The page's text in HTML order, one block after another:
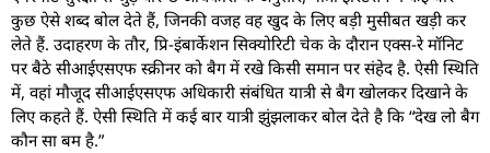
कुछ ऐसे शब्‍द बोल देते हैं, जिनकी वजह वह खुद के लिए बड़ी मुसीबत खड़ी कर
लेते हैं. उदाहरण के तौर, प्रि-इंबार्केशन सिक्‍योरिटी चेक के दौरान एक्‍स-रे मॉनिट
पर बैठे सीआईएसएफ स्‍क्रीनर को बैग में रखे किसी समान पर संहेद है. ऐसी स्थिति
में, वहां मौजूद सीआईएसएफ अधिकारी संबंधित यात्री से बैग खोलकर दिखाने के
लिए कहते हैं. ऐसी स्थिति में कई बार यात्री झुंझलाकर बोल देते है कि “देख लो बैग
कौन सा बम है.”